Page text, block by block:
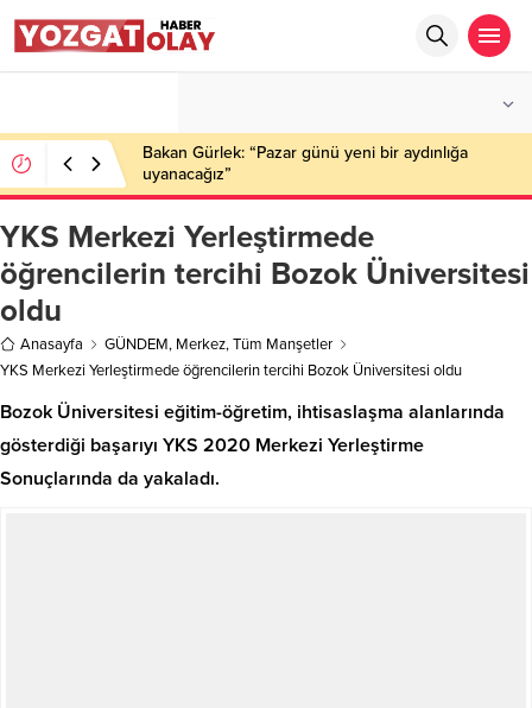
Bakan Gürlek: “Pazar günü yeni bir aydınlığa
uyanacağız”
YKS Merkezi Yerleştirmede
öğrencilerin tercihi Bozok Üniversitesi
oldu
Anasayfa GÜNDEM, Merkez,Tüm Manşetler
YKS Merkezi Yerleştirmede öğrencilerin tercihi Bozok Üniversitesi oldu
Bozok Üniversitesi eğitim-öğretim, ihtisaslaşma alanlarında
gösterdiği başarıyı YKS 2020 Merkezi Yerleştirme
Sonuçlarında da yakaladı.